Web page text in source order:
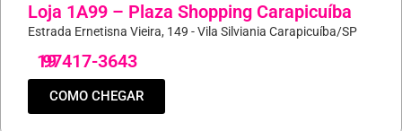
Loja 1A99 – Plaza Shopping Carapicuíba
Estrada Ernetisna Vieira, 149 - Vila Silviania Carapicuíba/SP
19
97417-3643
COMO CHEGAR